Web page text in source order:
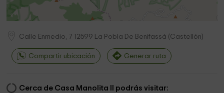
Calle Enmedio, 7 12599 La Pobla De Benifassá (Castellón)
Compartir ubicación Generar ruta
Cerca de Casa Manolita II podrás visitar: